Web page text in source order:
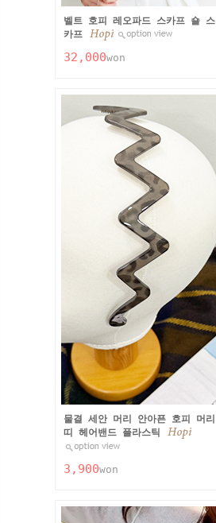
벨트 호피 레오파드 스카프 숄 스
카프
32,000won
물결 세안 머리 안아픈 호피 머리
띠 헤어밴드 플라스틱
3,900won